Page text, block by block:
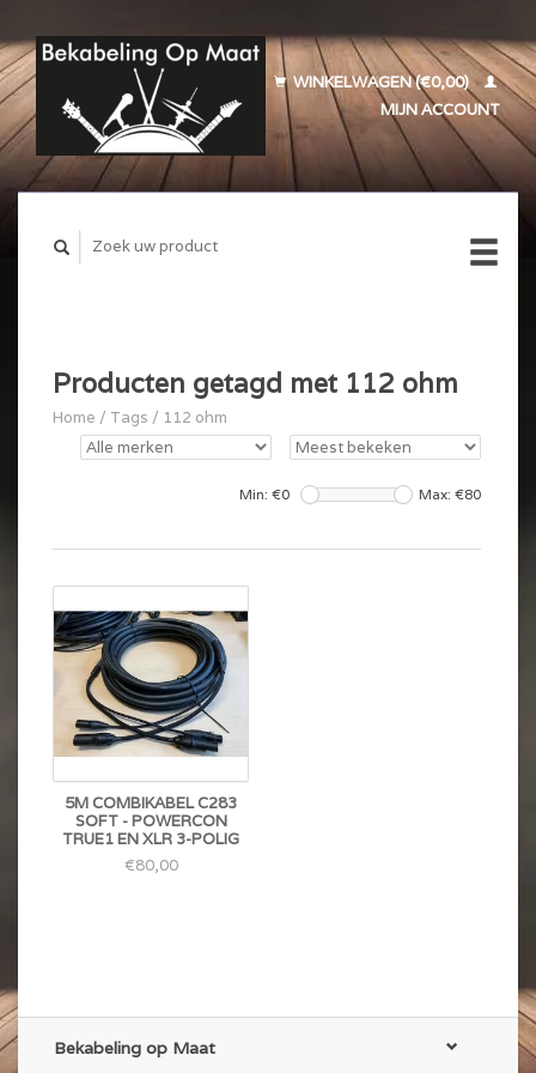
WINKELWAGEN (€0,00)
MIJN ACCOUNT
Producten getagd met 112 ohm
Home / Tags / 112 ohm
Min: €0 Max: €80
5M COMBIKABEL C283
SOFT - POWERCON
TRUE1 EN XLR 3-POLIG
€80,00
Bekabeling op Maat